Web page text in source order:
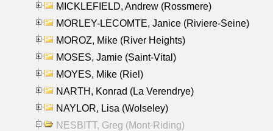
MICKLEFIELD, Andrew (Rossmere)
MORLEY-LECOMTE, Janice (Riviere-Seine)
MOROZ, Mike (River Heights)
MOSES, Jamie (Saint-Vital)
MOYES, Mike (Riel)
NARTH, Konrad (La Verendrye)
NAYLOR, Lisa (Wolseley)
NESBITT, Greg (Mont-Riding)